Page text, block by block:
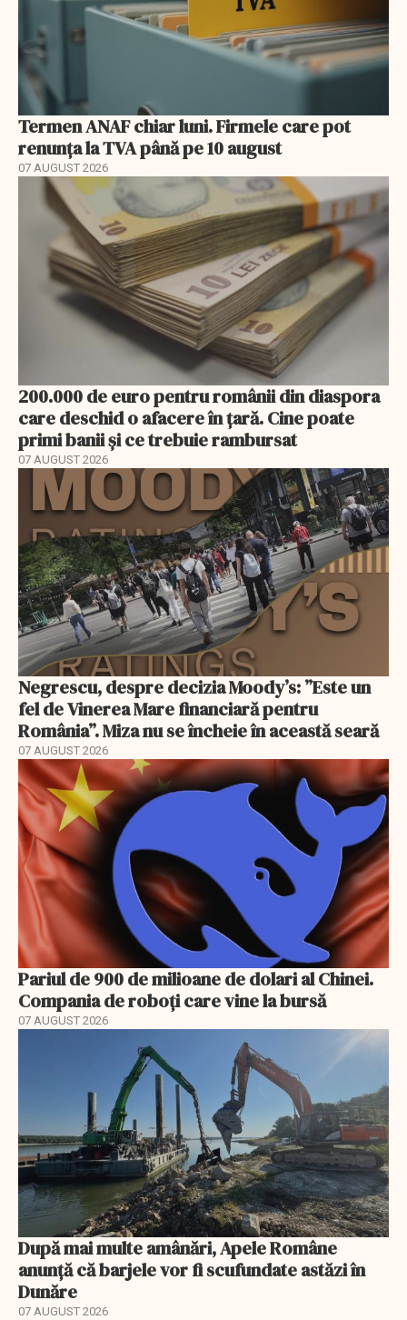
Termen ANAF chiar luni. Firmele care pot
renunța la TVA până pe 10 august
07 AUGUST 2026
200.000 de euro pentru românii din diaspora
care deschid o afacere în țară. Cine poate
primi banii și ce trebuie rambursat
07 AUGUST 2026
Negrescu, despre decizia Moody’s: ”Este un
fel de Vinerea Mare financiară pentru
România”. Miza nu se încheie în această seară
07 AUGUST 2026
Pariul de 900 de milioane de dolari al Chinei.
Compania de roboți care vine la bursă
07 AUGUST 2026
După mai multe amânări, Apele Române
anunță că barjele vor fi scufundate astăzi în
Dunăre
07 AUGUST 2026